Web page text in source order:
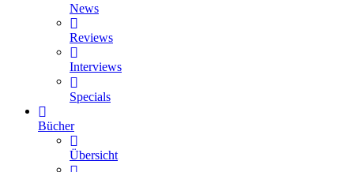
News
Reviews
Interviews
Specials
Bücher
Übersicht